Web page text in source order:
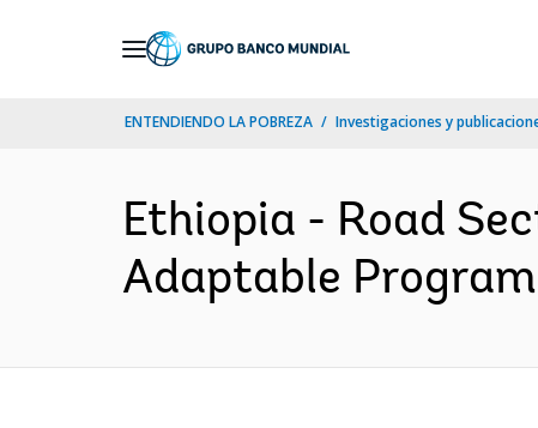
ENTENDIENDO LA POBREZA Investigaciones y
Ethiopia - Road
Adaptable